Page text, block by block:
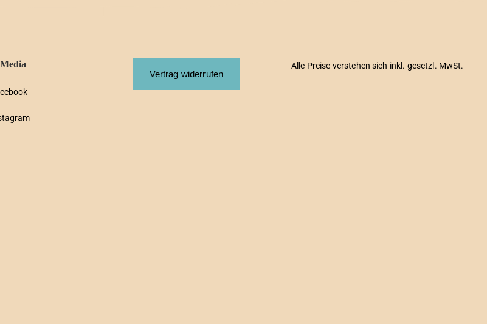
Vertrag widerrufen
Alle Preise verstehen sich inkl. gesetzl. MwSt.